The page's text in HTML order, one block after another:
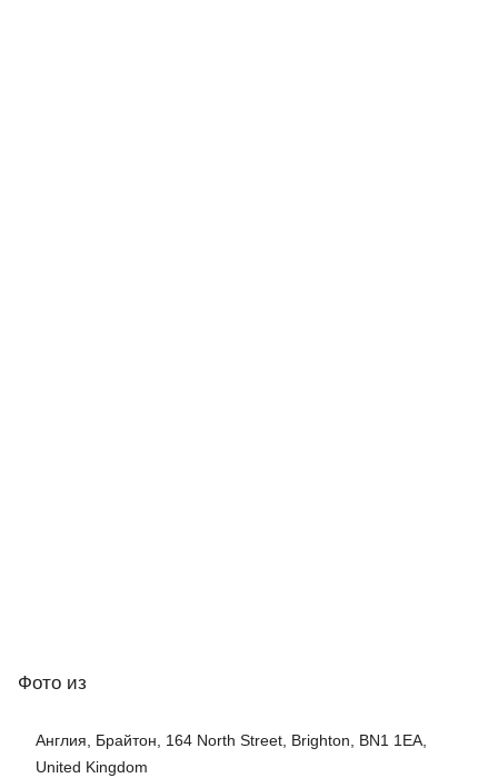
Фото из
Англия, Брайтон, 164 North Street, Brighton, BN1 1EA,
United Kingdom